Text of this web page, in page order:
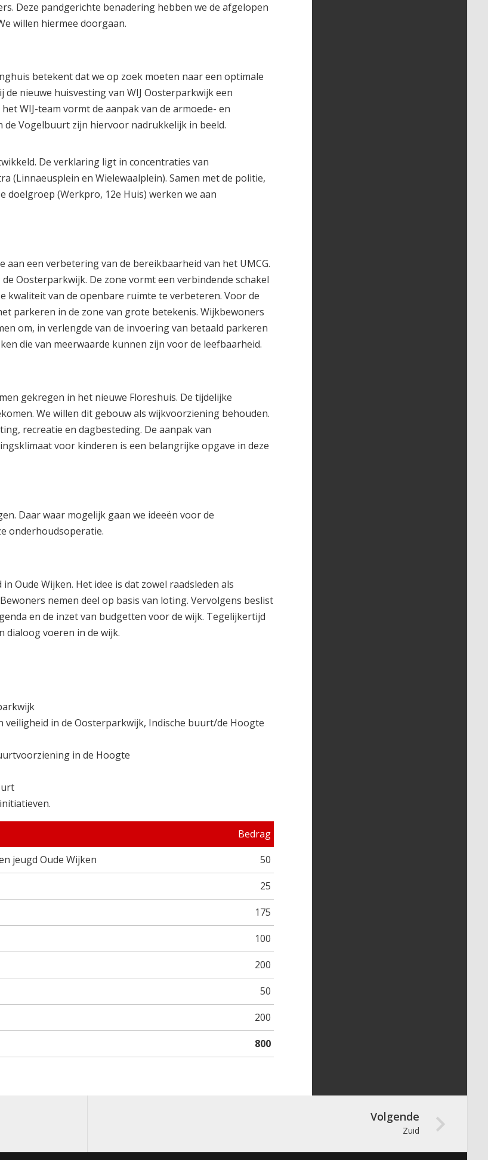
Deze pandgerichte benadering hebben we de afgelopen
willen hiermee doorgaan.
betekent dat we op zoek moeten naar een optimale
nieuwe huisvesting van WIJ Oosterparkwijk een
WIJ-team vormt de aanpak van de armoede- en
Vogelbuurt zijn hiervoor nadrukkelijk in beeld.
De verklaring ligt in concentraties van
(Linnaeusplein en Wielewaalplein). Samen met de politie,
doelgroep (Werkpro, 12e Huis) werken we aan
een verbetering van de bereikbaarheid van het UMCG.
Oosterparkwijk. De zone vormt een verbindende schakel
kwaliteit van de openbare ruimte te verbeteren. Voor de
parkeren in de zone van grote betekenis. Wijkbewoners
om, in verlengde van de invoering van betaald parkeren
die van meerwaarde kunnen zijn voor de leefbaarheid.
gekregen in het nieuwe Floreshuis. De tijdelijke
We willen dit gebouw als wijkvoorziening behouden.
recreatie en dagbesteding. De aanpak van
voor kinderen is een belangrijke opgave in deze
Daar waar mogelijk gaan we ideeën voor de
onderhoudsoperatie.
Oude Wijken. Het idee is dat zowel raadsleden als
nemen deel op basis van loting. Vervolgens beslist
en de inzet van budgetten voor de wijk. Tegelijkertijd
dialoog voeren in de wijk.
veiligheid in de Oosterparkwijk, Indische buurt/de Hoogte
in de Hoogte
Bedrag
jeugd Oude Wijken
50
25
175
100
200
50
200
800
Volgende
Zuid